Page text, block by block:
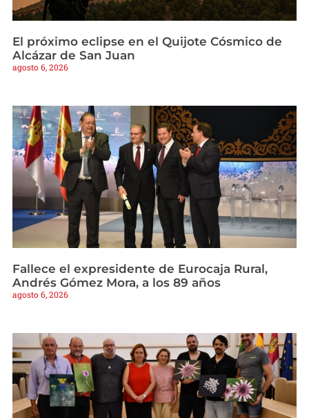
El próximo eclipse en el Quijote Cósmico de
Alcázar de San Juan
agosto 6, 2026
Fallece el expresidente de Eurocaja Rural,
Andrés Gómez Mora, a los 89 años
agosto 6, 2026